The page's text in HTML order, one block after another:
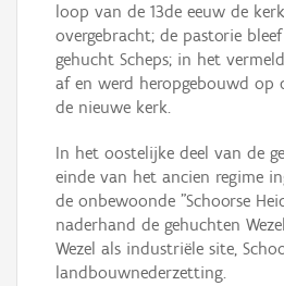
loop van de 13de eeuw de
overgebracht; de pastorie
gehucht Scheps; in het
af en werd heropgebouwd op
de nieuwe kerk.
In het oostelijke deel van de
einde van het ancien regime
de onbewoonde "Schoorse
naderhand de gehuchten
Wezel als industriële site,
landbouwnederzetting.